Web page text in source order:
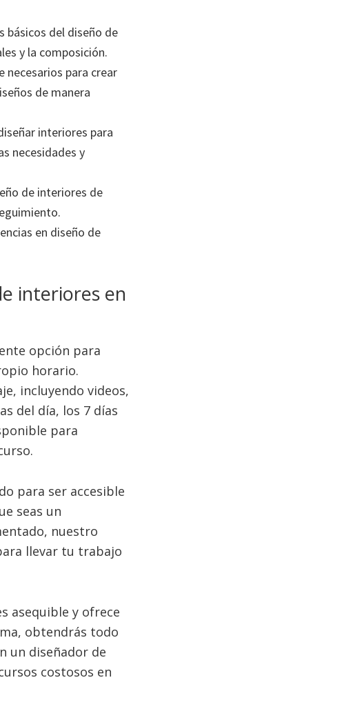
básicos del diseño de
y la composición.
necesarios para crear
de manera
interiores para
necesidades y
de interiores de
en diseño de
interiores en
opción para
horario.
incluyendo videos,
del día, los 7 días
para
para ser accesible
seas un
nuestro
llevar tu trabajo
asequible y ofrece
obtendrás todo
un diseñador de
costosos en